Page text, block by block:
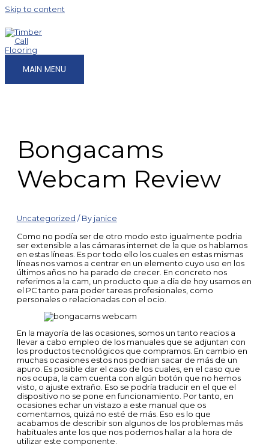
Skip to content
MAIN MENU
Bongacams
Webcam Review
Uncategorized / By janice
Como no podía ser de otro modo esto igualmente podria
ser extensible a las cámaras internet de la que os hablamos
en estas líneas. Es por todo ello los cuales en estas mismas
líneas nos vamos a centrar en un elemento cuyo uso en los
últimos años no ha parado de crecer. En concreto nos
referimos a la cam, un producto que a día de hoy usamos en
el PC tanto para poder tareas profesionales, como
personales o relacionadas con el ocio.
En la mayoría de las ocasiones, somos un tanto reacios a
llevar a cabo empleo de los manuales que se adjuntan con
los productos tecnológicos que compramos. En cambio en
muchas ocasiones estos nos podrian sacar de más de un
apuro. Es posible dar el caso de los cuales, en el caso que
nos ocupa, la cam cuenta con algún botón que no hemos
visto, o ajuste extraño. Eso se podría traducir en el que el
dispositivo no se pone en funcionamiento. Por tanto, en
ocasiones echar un vistazo a este manual que os
comentamos, quizá no esté de más. Eso es lo que
acabamos de describir son algunos de los problemas más
habituales ante los que nos podemos hallar a la hora de
utilizar este componente.